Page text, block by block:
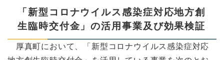
「新型コロナウイルス感染症対応地方創
生臨時交付金」の活用事業及び効果検証
厚真町において、「新型コロナウイルス感染症対応